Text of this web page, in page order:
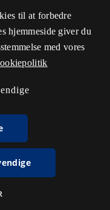
til at forbedre
hjemmeside giver du
med vores